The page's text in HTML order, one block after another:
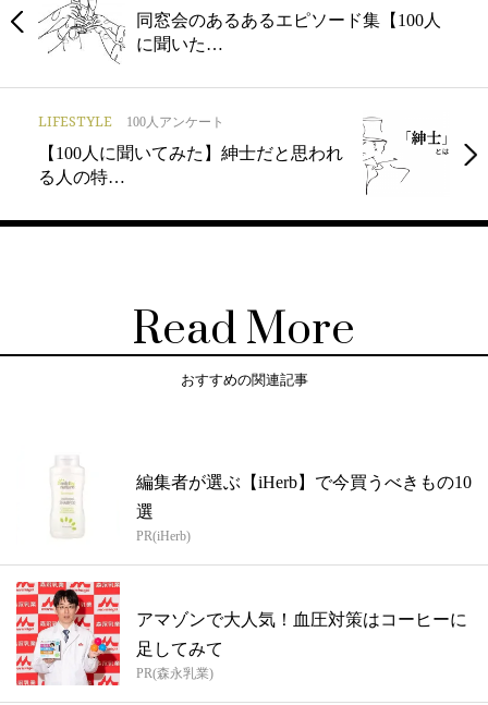
同窓会のあるあるエピソード集【100人
に聞いた…
LIFESTYLE 100人アンケート
【100人に聞いてみた】紳士だと思われ
る人の特…
Read More
おすすめの関連記事
編集者が選ぶ【iHerb】で今買うべきもの10
選
PR(iHerb)
アマゾンで大人気！血圧対策はコーヒーに
足してみて
PR(森永乳業)